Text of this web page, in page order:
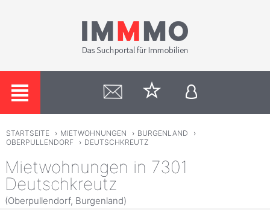
STARTSEITE › MIETWOHNUNGEN › BURGENLAND
›
OBERPULLENDORF
› DEUTSCHKREUTZ
Mietwohnungen in 7301
Deutschkreutz
(Oberpullendorf, Burgenland)